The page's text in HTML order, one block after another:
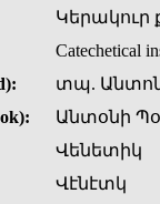
Կերակուր
Catechetical
տպ.
Անտօնի
Վենետիկ
Վէնէտկ